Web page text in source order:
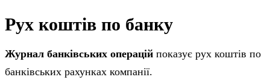
Рух коштів по банку
Журнал банківських операцій показує рух коштів по
банківських рахунках компанії.